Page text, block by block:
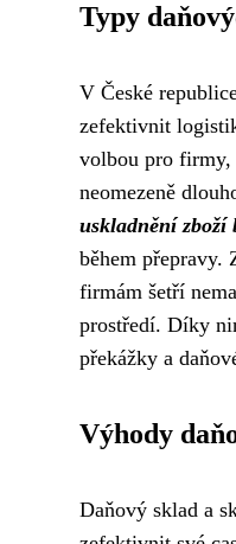
Typy
V České
zefektivnit
volbou pro firmy,
neomezeně
uskladnění zboží
během přepravy.
firmám šetří
prostředí. Díky
překážky a
Výhody
Daňový sklad a